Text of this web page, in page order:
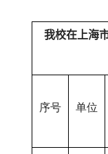
我校在上海
序号 单位